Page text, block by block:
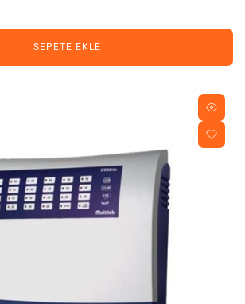
SEPETE EKLE